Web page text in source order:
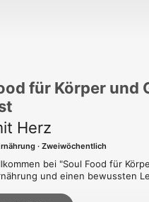
für Körper und
Herz
Zweiwöchentlich
bei "Soul Food für
und einen bewussten